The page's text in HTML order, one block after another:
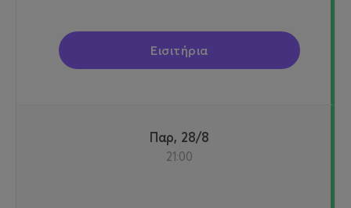
Εισιτήρια
Παρ, 28/8
21:00